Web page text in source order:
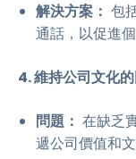
解決方案： 包
通話，以促進
4. 維持公司文化
問題： 在缺乏
遞公司價值和